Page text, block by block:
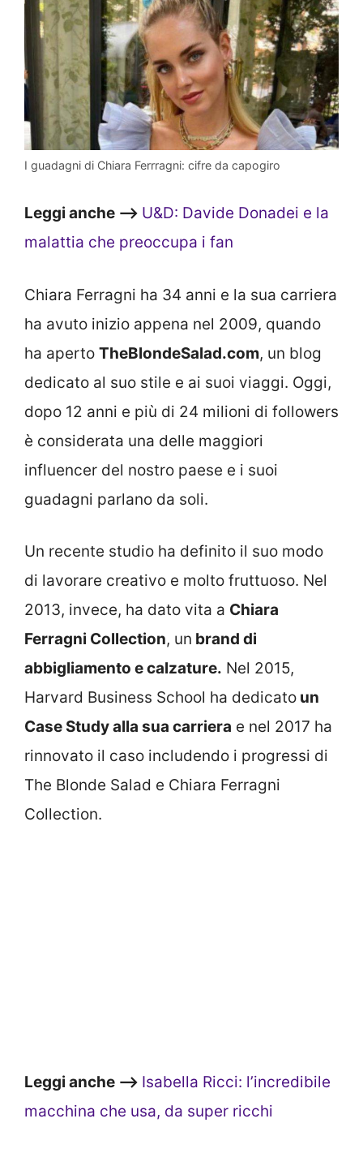
I guadagni di Chiara Ferrragni: cifre da capogiro
Leggi anche –> U&D: Davide Donadei e la
malattia che preoccupa i fan
Chiara Ferragni ha 34 anni e la sua carriera
ha avuto inizio appena nel 2009, quando
ha aperto TheBlondeSalad.com, un blog
dedicato al suo stile e ai suoi viaggi. Oggi,
dopo 12 anni e più di 24 milioni di followers
è considerata una delle maggiori
influencer del nostro paese e i suoi
guadagni parlano da soli.
Un recente studio ha definito il suo modo
di lavorare creativo e molto fruttuoso. Nel
2013, invece, ha dato vita a Chiara
Ferragni Collection, un brand di
abbigliamento e calzature. Nel 2015,
Harvard Business School ha dedicato un
Case Study alla sua carriera e nel 2017 ha
rinnovato il caso includendo i progressi di
The Blonde Salad e Chiara Ferragni
Collection.
Leggi anche –> Isabella Ricci: l’incredibile
macchina che usa, da super ricchi